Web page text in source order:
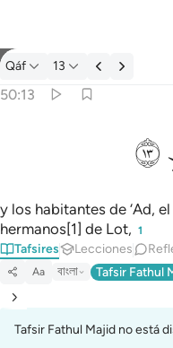
Tafsir: Qáf 50:13
Qáf 13
50:13
وَفِرْعَوْنُ وَإِخْوَٰنُ لُوطٍۢ ١٣
ﲷ
y los habitantes de ‘Ad,
hermanos[1] de Lot, 1
Tafsires Lecciones
Aa বাংলা Tafsir Fathul
Tafsir Fathul Majid no está